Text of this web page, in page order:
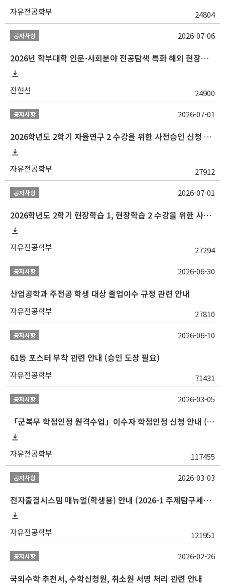
자유전공학부 24804
공지사항
2026년 학부대학 인문·사회분야 전공탐색 특화 해외 현장학습 프로그램(중국) 모집 안내
전현선 24900
2026-07-06
공지사항
2026학년도 2학기 자율연구 2 수강을 위한 사전승인 신청 안내
자유전공학부 27912
2026-07-01
공지사항
2026학년도 2학기 현장학습 1, 현장학습 2 수강을 위한 사전승인 신청 안내
자유전공학부 27294
2026-07-01
공지사항
산업공학과 주전공 학생 대상 졸업이수 규정 관련 안내
자유전공학부 27810
2026-06-30
공지사항
61동 포스터 부착 관련 안내 (승인 도장 필요)
자유전공학부 71431
2026-06-10
공지사항
「군복무 학점인정 원격수업」이수자 학점인정 신청 안내 (2025-2 이전 군복무 원격수업 수강자 필독)
자유전공학부 117455
2026-03-05
공지사항
전자출결시스템 매뉴얼(학생용) 안내 (2026-1 주제탐구세미나 1 (001 분반) 등)
자유전공학부 121951
2026-03-03
공지사항
국외수학 추천서, 수학신청원, 취소원 서명 처리 관련 안내
2026-02-26